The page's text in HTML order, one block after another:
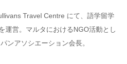
Travel Centre にて、語学留学
運営。マルタにおけるNGO活動とし
ンアソシエーション会長。